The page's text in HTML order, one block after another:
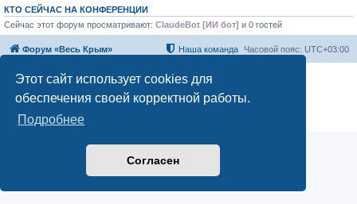
Этот сайт использует cookies для
обеспечения своей корректной работы.
Подробнее
Согласен
КТО СЕЙЧАС НА КОНФЕРЕНЦИИ
Сейчас этот форум просматривают: ClaudeBot [ИИ бот] и 0 гостей
Форум «Весь Крым» Часовой пояс: UTC+03:00
Наша команда
Создано на основе phpBB® Forum Software © phpBB Limited
Конфиденциальность
Правила